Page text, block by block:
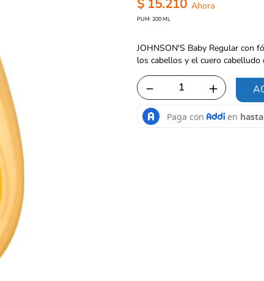
$ 15.210
PUM:200ML
JOHNSON'S Baby Regular con
los cabellos y el cuero cabelludo
＋
－